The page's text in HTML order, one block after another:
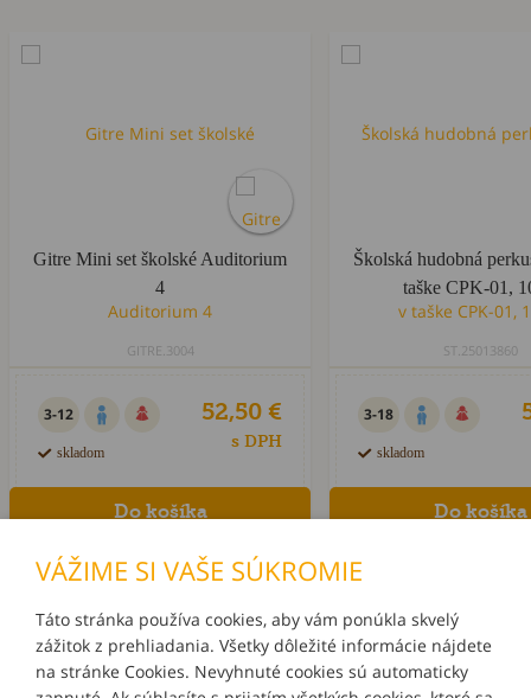
Gitre Mini set školské Auditorium
4
GITRE.3004
3-12
skladom
52,50 €
s DPH
Školská hudobná
taške CPK-01,
ST.25013860
3-18
skladom
INFORMÁCIE
VÁŽIME SI VAŠE SÚKROMIE
Táto stránka používa cookies, aby vám ponúkla skvelý
zážitok z prehliadania. Všetky dôležité informácie nájdete
na stránke Cookies. Nevyhnuté cookies sú automaticky